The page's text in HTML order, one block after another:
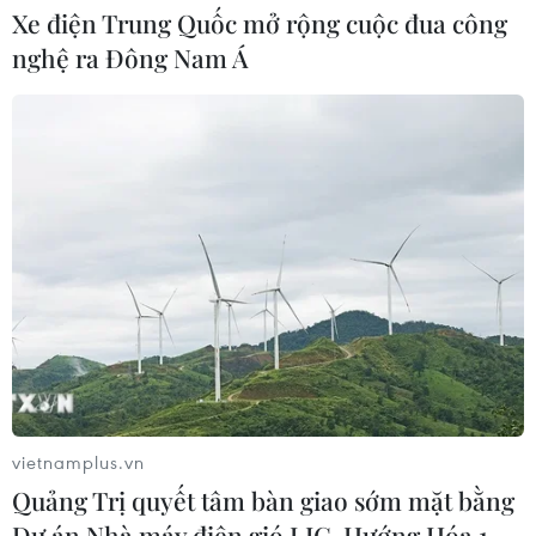
Phó Tổng Biên tập: NGUYỄN THỊ TÁM, KHÚC THANH
Sở hữu trí tuệ
Quy định sử dụng
RSS
Hỗ trợ
Ngôn ngữ
TTXVN
Dịch vụ tin
Liên hệ
Xe điện Trung Quốc mở rộng cuộc đua công
nghệ ra Đông Nam Á
vietnamplus.vn
Quảng Trị quyết tâm bàn giao sớm mặt bằng